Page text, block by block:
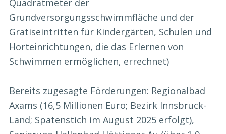
Grundversorgungsschwimmfläche und der
Gratiseintritten für Kindergärten, Schulen und
Horteinrichtungen, die das Erlernen von
Schwimmen ermöglichen, errechnet)
Bereits zugesagte Förderungen: Regionalbad
Axams (16,5 Millionen Euro; Bezirk Innsbruck-
Land; Spatenstich im August 2025 erfolgt),